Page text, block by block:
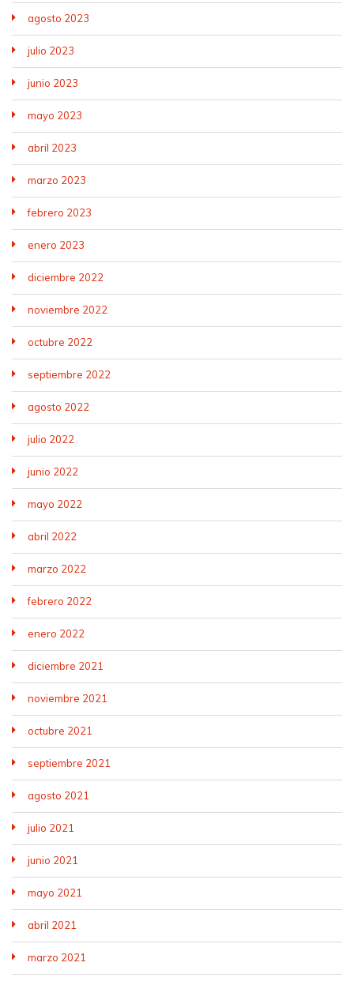
agosto 2023
julio 2023
junio 2023
mayo 2023
abril 2023
marzo 2023
febrero 2023
enero 2023
diciembre 2022
noviembre 2022
octubre 2022
septiembre 2022
agosto 2022
julio 2022
junio 2022
mayo 2022
abril 2022
marzo 2022
febrero 2022
enero 2022
diciembre 2021
noviembre 2021
octubre 2021
septiembre 2021
agosto 2021
julio 2021
junio 2021
mayo 2021
abril 2021
marzo 2021